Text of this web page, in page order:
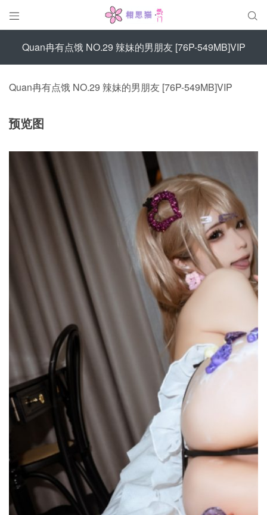
 
Quan冉有点饿 NO.29 辣妹的男朋友 [76P-549MB]VIP
Quan冉有点饿 NO.29 辣妹的男朋友 [76P-549MB]VIP
预览图